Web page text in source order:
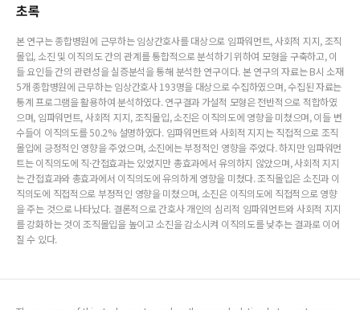
초록
본 연구는 종합병원에 근무하는 임상간호사를 대상으로 임파워먼트, 사회적 지지, 조직
몰입, 소진 및 이직의도 간의 관계를 통합적으로 분석하기 위하여 모형을 구축하고, 이
들 요인들 간의 관련성을 실증분석을 통해 분석한 연구이다. 본 연구의 자료는 B시 소재
5개 종합병원에 근무하는 임상간호사 193명을 대상으로 수집하였으며, 수집된 자료는
통계 프로그램을 활용하여 분석하였다. 연구결과 가설적 모형은 전반적으로 적합하였
으며, 임파워먼트, 사회적 지지, 조직몰입, 소진은 이직의도에 영향을 미쳤으며, 이들 변
수들이 이직의도를 50.2% 설명하였다. 임파워먼트와 사회적 지지는 직접적으로 조직
몰입에 긍정적인 영향을 주었으며, 소진에는 부정적인 영향을 주었다. 하지만 임파워먼
트는 이직의도에 직·간접효과는 있었지만 총효과에서 유의하지 않았으며, 사회적 지지
는 간접효과와 총효과에서 이직의도에 유의하게 영향을 미쳤다. 조직몰입은 소진과 이
직의도에 직접적으로 부정적인 영향을 미쳤으며, 소진은 이직의도에 직접적으로 영향
을 주는 것으로 나타났다. 결론적으로 간호사 개인의 심리적 임파워먼트와 사회적 지지
를 강화하는 것이 조직몰입을 높이고 소진을 감소시켜 이직의도를 낮추는 결과로 이어
질 수 있다.